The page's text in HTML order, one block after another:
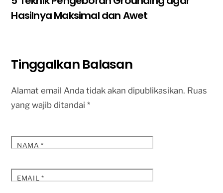
Hasilnya Maksimal dan Awet
Tinggalkan Balasan
Alamat email Anda tidak akan dipublikasikan. Ruas
yang wajib ditandai*
NAMA*
EMAIL *